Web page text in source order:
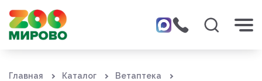
Главная Каталог
Ветаптека